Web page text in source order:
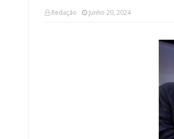
Redação Junho 20, 2024